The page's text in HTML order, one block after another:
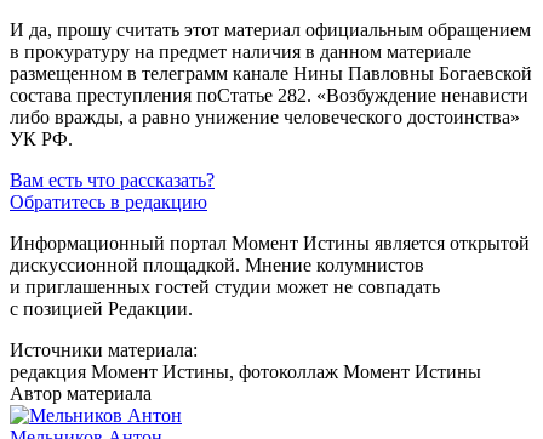
И да, прошу считать этот материал официальным обращением
в прокуратуру на предмет наличия в данном материале
размещенном в телеграмм канале Нины Павловны Богаевской
состава преступления поСтатье 282. «Возбуждение ненависти
либо вражды, а равно унижение человеческого достоинства»
УК РФ.
Вам есть что рассказать?
Обратитесь в редакцию
Информационный портал Момент Истины является открытой
дискуссионной площадкой. Мнение колумнистов
и приглашенных гостей студии может не совпадать
с позицией Редакции.
Источники материала:
редакция Момент Истины, фотоколлаж Момент Истины
Автор материала